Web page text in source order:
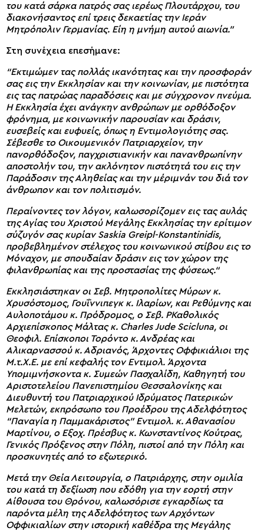
του κατά σάρκα πατρός σας ιερέως Πλουτάρχου, του
διακονήσαντος επί τρεις δεκαετίας την Ιεράν
Μητρόπολιν Γερμανίας. Είη η μνήμη αυτού αιωνία.”
Στη συνέχεια επεσήμανε:
“Εκτιμώμεν τας πολλάς ικανότητας και την προσφοράν
σας εις την Εκκλησίαν και την κοινωνίαν, με πιστότητα
εις τας πατρώας παραδόσεις και με σύγχρονον πνεύμα.
Η Εκκλησία έχει ανάγκην ανθρώπων με ορθόδοξον
φρόνημα, με κοινωνικήν παρουσίαν και δράσιν,
ευσεβείς και ευφυείς, όπως η Εντιμολογιότης σας.
Σέβεσθε το Οικουμενικόν Πατριαρχείον, την
πανορθόδοξον, παγχριστιανικήν και πανανθρωπίνην
αποστολήν του, την ακλόνητον πιστότητά του εις την
Παράδοσιν της Αληθείας και την μέριμνάν του διά τον
άνθρωπον και τον πολιτισμόν.
Περαίνοντες τον λόγον, καλωσορίζομεν εις τας αυλάς
της Αγίας του Χριστού Μεγάλης Εκκλησίας την ερίτιμον
σύζυγόν σας κυρίαν Saskia Greipl-Konstantinidis,
προβεβλημένον στέλεχος του κοινωνικού στίβου εις το
Μόναχον, με σπουδαίαν δράσιν εις τον χώρον της
φιλανθρωπίας και της προστασίας της φύσεως.“
Εκκλησιάστηκαν οι Σεβ. Μητροπολίτες Μύρων κ.
Χρυσόστομος, Γουΐννιπεγκ κ. Ιλαρίων, και Ρεθύμνης και
Αυλοποτάμου κ. Πρόδρομος, ο Σεβ. ΡΚαθολικός
Αρχιεπίσκοπος Μάλτας κ. Charles Jude Scicluna, οι
Θεοφιλ. Επίσκοποι Τορόντο κ. Ανδρέας και
Αλικαρνασσού κ. Αδριανός, Άρχοντες Οφφικιάλιοι της
Μ.τ.Χ.Ε. με επί κεφαλής τον Εντιμολ. Άρχοντα
Υπομιμνήσκοντα κ. Συμεών Πασχαλίδη, Καθηγητή του
Αριστοτελείου Πανεπιστημίου Θεσσαλονίκης και
Διευθυντή του Πατριαρχικού Ιδρύματος Πατερικών
Μελετών, εκπρόσωπο του Προέδρου της Αδελφότητος
“Παναγία η Παμμακάριστος” Εντιμολ. κ. Αθανασίου
Μαρτίνου, ο Εξοχ. Πρέσβυς κ. Κωνσταντίνος Κούτρας,
Γενικός Πρόξενος στην Πόλη, πιστοί από την Πόλη και
προσκυνητές από το εξωτερικό.
Μετά την Θεία Λειτουργία, ο Πατριάρχης, στην ομιλία
του κατά τη δεξίωση που εδόθη για την εορτή στην
Αίθουσα του Θρόνου, καλωσόρισε εγκαρδίως τα
παρόντα μέλη της Αδελφότητος των Αρχόντων
Οφφικιαλίων στην ιστορική καθέδρα της Μεγάλης